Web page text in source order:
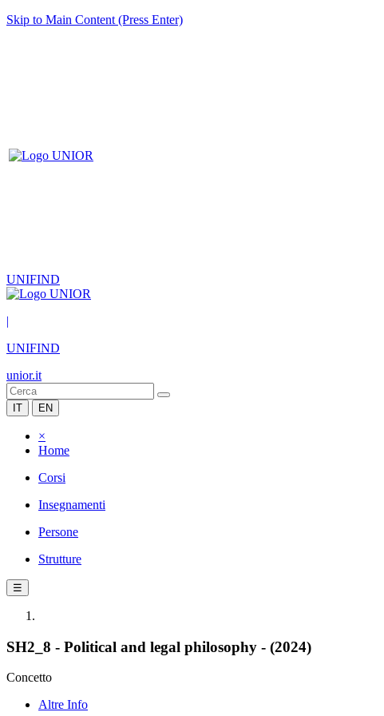
Skip to Main Content (Press Enter)
UNIFIND
|
UNIFIND
unior.it
IT EN
×
Home
Corsi
Insegnamenti
Persone
Strutture
☰
SH2_8 - Political and legal philosophy - (2024)
Concetto
Altre Info